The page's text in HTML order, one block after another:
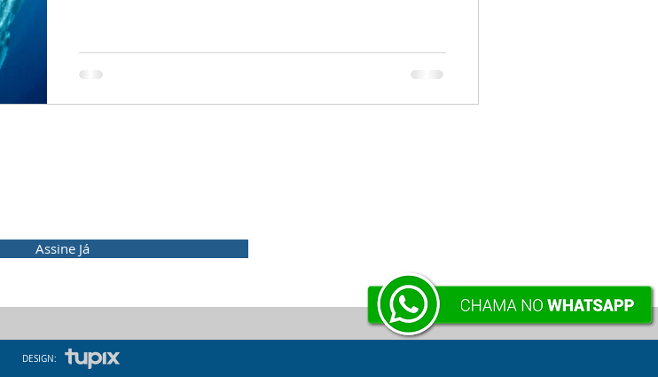
Assine Já
DESIGN: